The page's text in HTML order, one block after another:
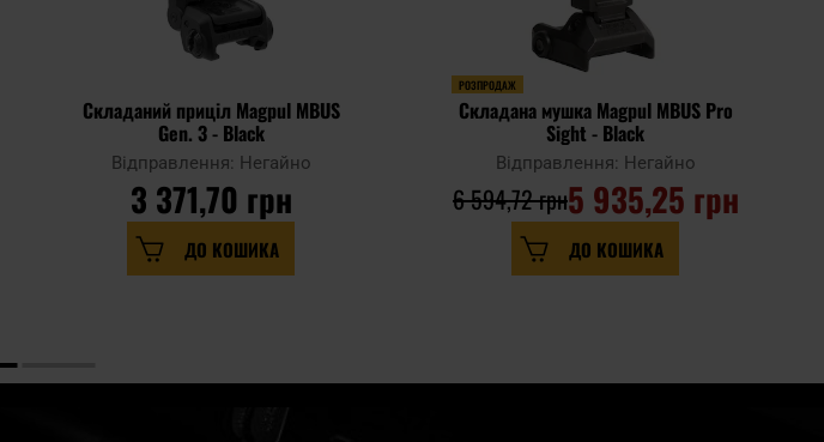
Складаний приціл Magpul MBUS
Gen. 3 - Black
Відправлення: Негайно
3 371,70 грн
ДО КОШИКА
РОЗПРОДАЖ
Складана мушка Magpul MBUS Pro
Sight - Black
Відправлення: Негайно
5 935,25 грн
6 594,72 грн
ДО КОШИКА